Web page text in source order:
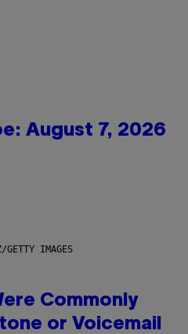
August 7, 2026
GETTY IMAGES
Commonly
or Voicemail